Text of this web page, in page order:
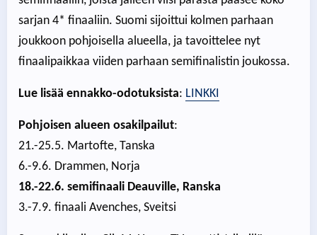
sarjan 4* finaaliin. Suomi sijoittui kolmen parhaan
joukkoon pohjoisella alueella, ja tavoittelee nyt
finaalipaikkaa viiden parhaan semifinalistin joukossa.
Lue lisää ennakko-odotuksista: LINKKI
Pohjoisen alueen osakilpailut:
21.-25.5. Martofte, Tanska
6.-9.6. Drammen, Norja
18.-22.6. semifinaali Deauville, Ranska
3.-7.9. finaali Avenches, Sveitsi